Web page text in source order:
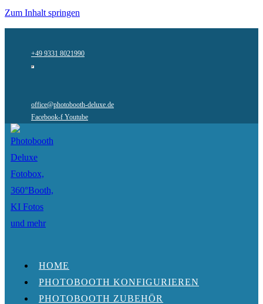
Zum Inhalt springen
+49 9331 8021990
office@photobooth-deluxe.de
Facebook-f Youtube
HOME
PHOTOBOOTH KONFIGURIEREN
PHOTOBOOTH ZUBEHÖR